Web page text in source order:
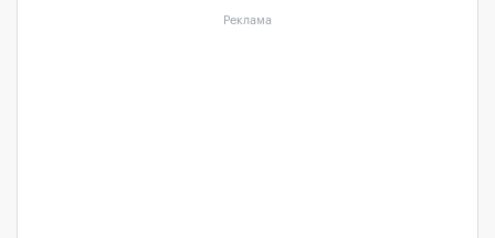
Реклама